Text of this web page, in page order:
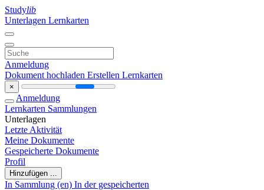
Studylib
Unterlagen Lernkarten
Anmeldung
Dokument hochladen Erstellen Lernkarten
×
Anmeldung
Lernkarten Sammlungen
Unterlagen
Letzte Aktivität
Meine Dokumente
Gespeicherte Dokumente
Profil
Hinzufügen ...
In Sammlung (en) In der gespeicherten